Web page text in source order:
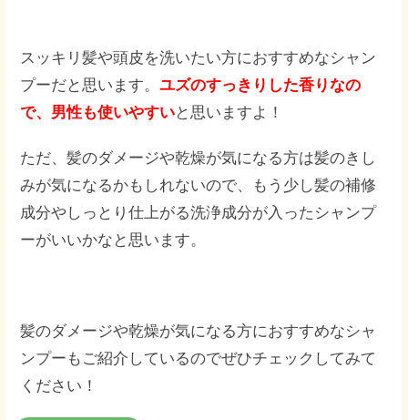
スッキリ髪や頭皮を洗いたい方におすすめなシャン
プーだと思います。ユズのすっきりした香りなの
で、男性も使いやすいと思いますよ！
ただ、髪のダメージや乾燥が気になる方は髪のきし
みが気になるかもしれないので、もう少し髪の補修
成分やしっとり仕上がる洗浄成分が入ったシャンプ
ーがいいかなと思います。
髪のダメージや乾燥が気になる方におすすめなシャ
ンプーもご紹介しているのでぜひチェックしてみて
ください！